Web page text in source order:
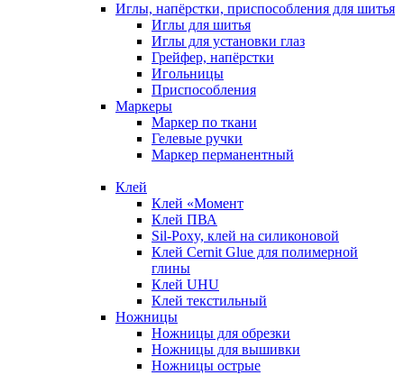
Иглы, напёрстки, приспособления для шитья
Иглы для шитья
Иглы для установки глаз
Грейфер, напёрстки
Игольницы
Приспособления
Маркеры
Маркер по ткани
Гелевые ручки
Маркер перманентный
Клей
Клей «Момент
Клей ПВА
Sil-Poxy, клей на силиконовой
Клей Cernit Glue для полимерной
глины
Клей UHU
Клей текстильный
Ножницы
Ножницы для обрезки
Ножницы для вышивки
Ножницы острые